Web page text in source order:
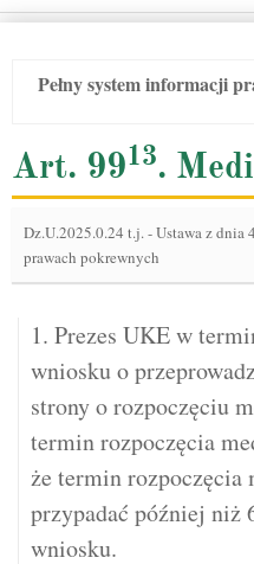
Pełny system informacji
Art. 9913.
Dz.U.2025.0.24 t.j.-Ustawa z dnia
prawach pokrewnych
1. Prezes UKE w
wniosku o
strony o rozpoczęciu
termin rozpoczęcia
że termin rozpoczęcia
przypadać później niż
wniosku.